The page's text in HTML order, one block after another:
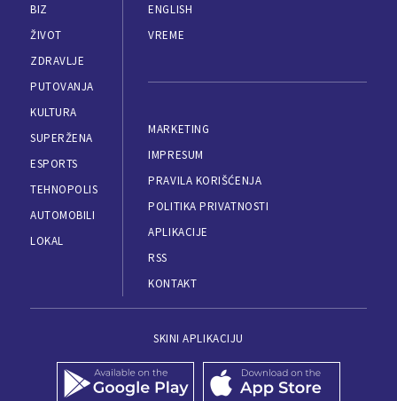
BIZ
ŽIVOT
ZDRAVLJE
PUTOVANJA
KULTURA
SUPERŽENA
ESPORTS
TEHNOPOLIS
AUTOMOBILI
LOKAL
ENGLISH
VREME
MARKETING
IMPRESUM
PRAVILA KORIŠĆENJA
POLITIKA PRIVATNOSTI
APLIKACIJE
RSS
KONTAKT
SKINI APLIKACIJU